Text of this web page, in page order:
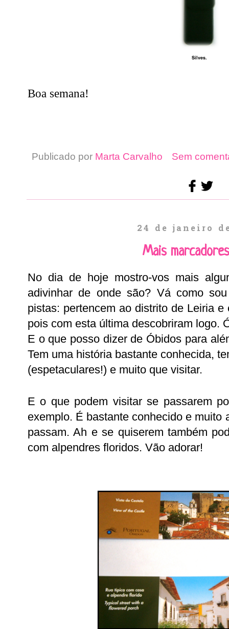
Silves.
Boa semana!
Publicado por Marta Carvalho Sem
24 de janeiro
Mais
No dia de hoje mostro-vos mais
adivinhar de onde são? Vá como
pistas: pertencem ao distrito de Leiria e
pois com esta última descobriram logo.
E o que posso dizer de Óbidos para
Tem uma história bastante conhecida,
(espetaculares!) e muito que visitar.
E o que podem visitar se passarem
exemplo. É bastante conhecido e muito
passam. Ah e se quiserem também
com alpendres floridos. Vão adorar!